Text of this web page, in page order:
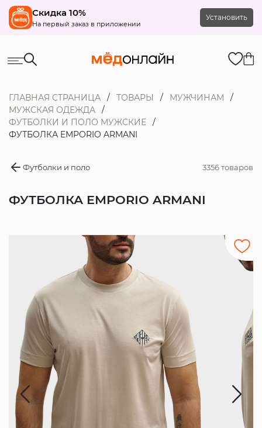
Скидка 10%
На первый заказ в приложении
Установить
ГЛАВНАЯ СТРАНИЦА ТОВАРЫ
МУЖЧИНАМ
МУЖСКАЯ ОДЕЖДА
ФУТБОЛКИ И ПОЛО МУЖСКИЕ
ФУТБОЛКА EMPORIO ARMANI
Футболки и поло 3356 товаров
ФУТБОЛКА EMPORIO ARMANI